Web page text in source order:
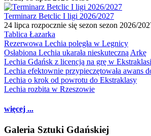
Terminarz Betclic I ligi 2026/2027
24 lipca rozpocznie się sezon sezon 2026/
Tablica Łazarka
Rezerwowa Lechia poległa w Legnicy
Osłabiona Lechia ukarała nieskuteczną Arkę
Lechia Gdańsk z licencją na grę w
Lechia efektownie przypieczętowała awans
Lechia o krok od powrotu do Ekstraklasy
Lechia rozbita w Rzeszowie
więcej ...
Galeria Sztuki Gdańskiej